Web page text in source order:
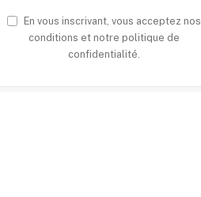
En vous inscrivant, vous acceptez nos
conditions et notre politique de
confidentialité.